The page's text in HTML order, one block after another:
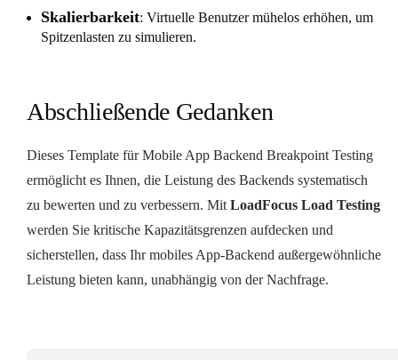
Skalierbarkeit: Virtuelle Benutzer mühelos erhöhen, um
Spitzenlasten zu simulieren.
Abschließende Gedanken
Dieses Template für Mobile App Backend Breakpoint Testing
ermöglicht es Ihnen, die Leistung des Backends systematisch
zu bewerten und zu verbessern. Mit LoadFocus Load Testing
werden Sie kritische Kapazitätsgrenzen aufdecken und
sicherstellen, dass Ihr mobiles App-Backend außergewöhnliche
Leistung bieten kann, unabhängig von der Nachfrage.